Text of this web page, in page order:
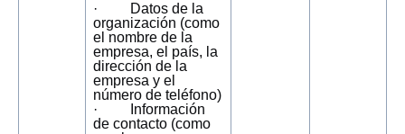
· Datos de la
organización (como
el nombre de la
empresa, el país, la
dirección de la
empresa y el
número de teléfono)
· Información
de contacto (como